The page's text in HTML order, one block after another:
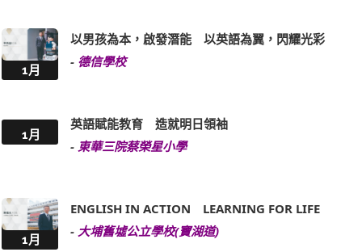
1月
以男孩為本，啟發潛能 以英語為翼，閃耀光彩
- 德信學校
1月
英語賦能教育 造就明日領袖
- 東華三院蔡榮星小學
1月
ENGLISH IN ACTION LEARNING FOR LIFE
- 大埔舊墟公立學校(寶湖道)